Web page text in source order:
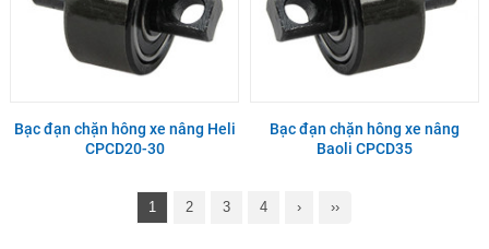
Bạc đạn chặn hông xe nâng Heli
CPCD20-30
Bạc đạn chặn hông xe nâng
Baoli CPCD35
1 2 3 4 › ››